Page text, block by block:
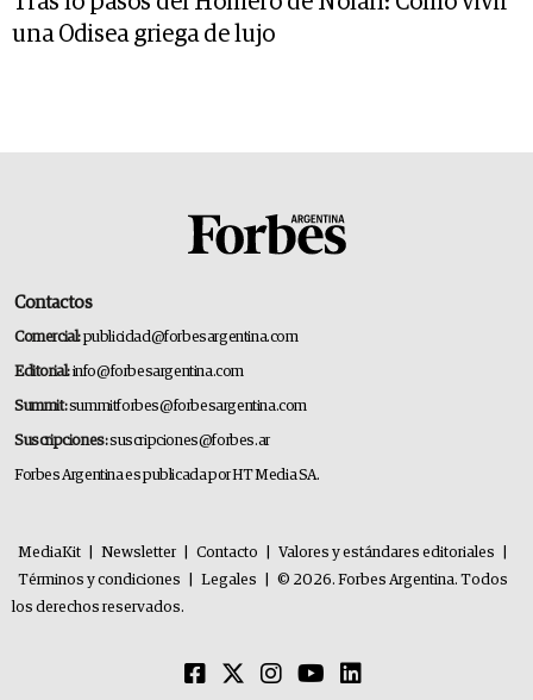
una Odisea griega de lujo
Contactos
Comercial:publicidad@forbesargentina.com
Editorial:info@forbesargentina.com
Summit:summitforbes@forbesargentina.com
Suscripciones:suscripciones@forbes.ar
Forbes Argentina es publicada por HT Media SA.
MediaKit Newsletter Contacto Valores y estándares editoriales
Términos y condiciones
Legales
© 2026. Forbes Argentina. Todos
los derechos reservados.